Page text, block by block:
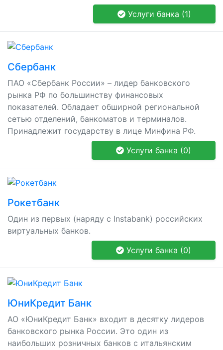
Услуги банка (1)
Сбербанк
ПАО «Сбербанк России» – лидер банковского
рынка РФ по большинству финансовых
показателей. Обладает обширной региональной
сетью отделений, банкоматов и терминалов.
Принадлежит государству в лице Минфина РФ.
Услуги банка (0)
Рокетбанк
Один из первых (наряду с Instabank) российских
виртуальных банков.
Услуги банка (0)
ЮниКредит Банк
АО «ЮниКредит Банк» входит в десятку лидеров
банковского рынка России. Это один из
наибольших розничных банков с итальянским